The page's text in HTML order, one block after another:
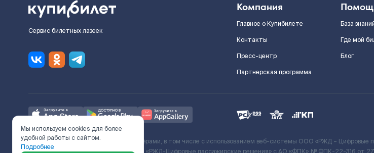
Сервис билетных лазеек
Компания
Главное о Купибилете
Контакты
Пресс-центр
Партнерская программа
База
Где мой
Блог
Ж/Д билеты предоставляются партнёрами, в том числе с использованием веб-системы ООО «РЖД –
Мы используем cookies для более
удобной работы с сайтом.
Подробнее